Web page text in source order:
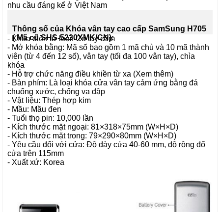
nhu cầu đáng kể ở Việt Nam
Thông số của Khóa vân tay cao cấp SamSung H705
( Mã cũ SHS-5230XMK/CN):
- Khóa điện tửloại: Có tay cầm
- Mở khóa bằng: Mã số bao gồm 1 mã chủ và 10 mã thành
viên (từ 4 đến 12 số), vân tay (tối đa 100 vân tay), chìa
khóa
- Hỗ trợ chức năng điều khiền từ xa (Xem thêm)
- Bàn phím: Là loại khóa cửa vân tay cảm ứng bằng đá
chuống xước, chống va đập
- Vật liệu: Thép hợp kim
- Mầu: Mầu đen
- Tuổi thọ pin: 10,000 lần
- Kích thước mặt ngoại: 81×318×75mm (W×H×D)
- Kích thước mặt trong: 79×290×80mm (W×H×D)
- Yêu cầu đối với cửa: Độ dày cửa 40-60 mm, độ rộng đố
cửa trên 115mm
- Xuất xứ: Korea